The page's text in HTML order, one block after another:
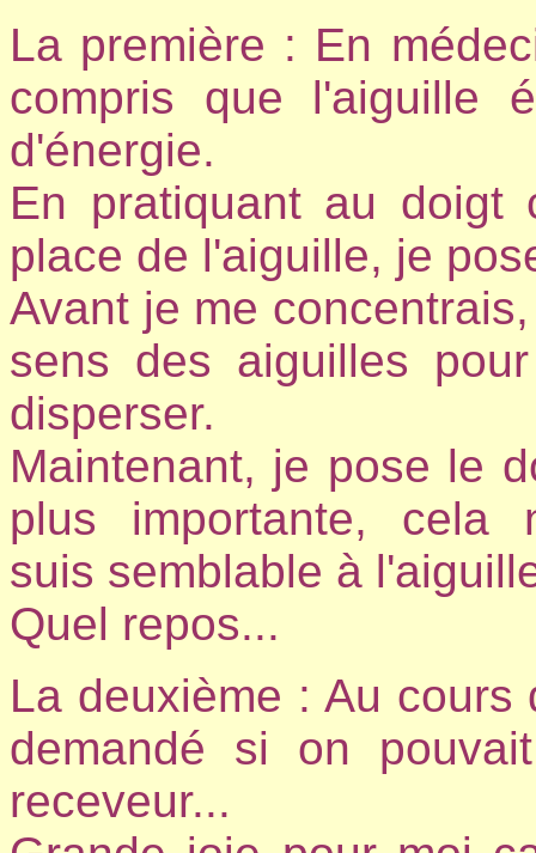
La première : En
compris que l'aiguille
d'énergie.
En pratiquant au
place de l'aiguille, je
Avant je me
sens des aiguilles
disperser.
Maintenant, je pose le
plus importante,
suis semblable à
Quel repos...
La deuxième : Au
demandé si on
receveur...